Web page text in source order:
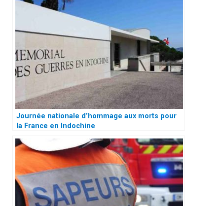
Journée nationale d’hommage aux morts pour
la France en Indochine